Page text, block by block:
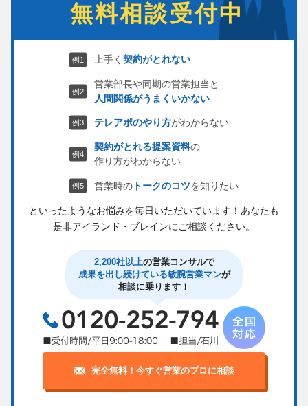
無料相談受付中
上手く契約がとれない
営業部長や同期の営業担当と
人間関係がうまくいかない
テレアポのやり方がわからない
契約がとれる提案資料の
作り方がわからない
営業時の トークのコツを知りたい
といったようなお悩みを毎日いただいています！ あなたも
是非アイランド・ブレインにご相談ください。
2,200社以上の営業コンサルで
成果を出し続けている敏腕営業マンが
相談に乗ります！
完全無料！今すぐ営業のプロに相談